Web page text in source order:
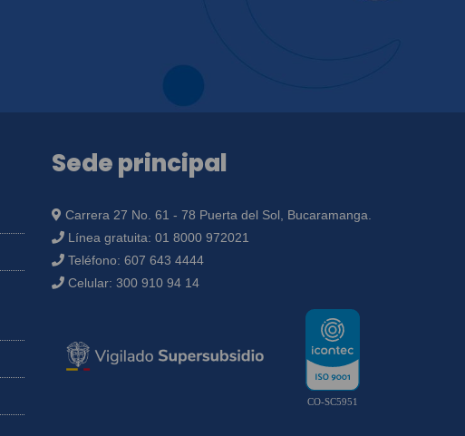
Sede principal
Carrera 27 No. 61 - 78 Puerta del Sol, Bucaramanga.
Línea gratuita: 01 8000 972021
Teléfono: 607 643 4444
Celular: 300 910 94 14
CO-SC5951